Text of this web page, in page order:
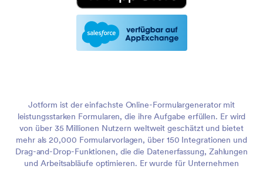
Jotform ist der einfachste Online-Formulargenerator mit
leistungsstarken Formularen, die ihre Aufgabe erfüllen. Er wird
von über 35 Millionen Nutzern weltweit geschätzt und bietet
mehr als 20,000 Formularvorlagen, über 150 Integrationen und
Drag-and-Drop-Funktionen, die die Datenerfassung, Zahlungen
und Arbeitsabläufe optimieren. Er wurde für Unternehmen